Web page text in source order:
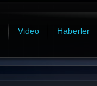
Video Haberler